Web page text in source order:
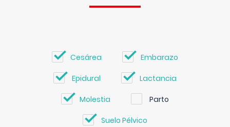
Cesárea Embarazo
Epidural Lactancia
Molestia Parto
Suelo Pélvico